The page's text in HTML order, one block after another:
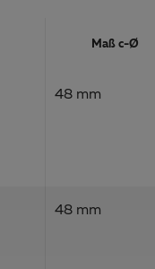
Maß c-Ø
48 mm
48 mm